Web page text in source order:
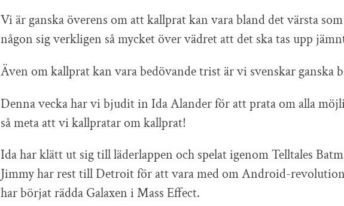
Vi är ganska överens om att kallprat kan vara bland det värsta
någon sig verkligen så mycket över vädret att det ska tas upp
Även om kallprat kan vara bedövande trist är vi svenskar ganska
Denna vecka har vi bjudit in Ida Alander för att prata om alla
så meta att vi kallpratar om kallprat!
Ida har klätt ut sig till läderlappen och spelat igenom Telltales
Jimmy har rest till Detroit för att vara med om Android-
har börjat rädda Galaxen i Mass Effect.